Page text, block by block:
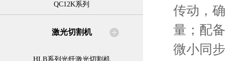
QC12K系列
激光切割机
HLB系列光纤激光切割机
传动，
量；配
微小同